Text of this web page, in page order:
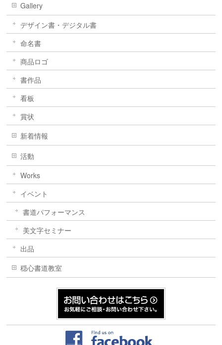
Gallery
デザイン書・デジタル書
命名書
商品ロゴ
書作品
看板
賞状
新着情報
活動
Works
イベント
書道パフォーマンス
美文字セミナー
出品
穏心書道教室